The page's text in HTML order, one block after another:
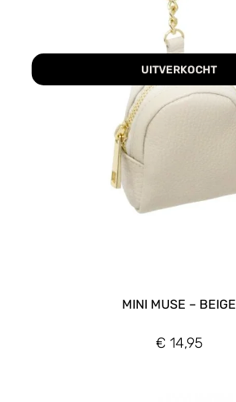
UITVERKOCHT
MINI MUSE – BEIGE
€ 14,95